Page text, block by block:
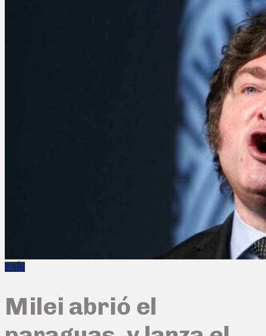
PAÍS
Milei abrió el